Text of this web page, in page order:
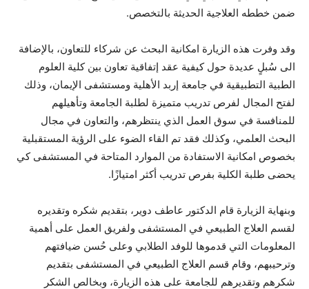
ضمن خططه العلاجية الحديثة بالتخصص.
وقد وفرت هذه الزيارة امكانية البحث عن شركاء للتعاون، بالإضافة
الى سُبلٍ عديدة حول كيفية عقد إتفاقية تعاون بين كلية العلوم
الطبية التطبيقية في جامعة إربد الأهلية ومستشفى الإيمان، وذلك
لفتح المجال لفرص تدريب متميزة لطلبة الجامعة وتأهيلهم
للمنافسة في سوق العمل الذي ينتظرهم، والتعاون في مجال
البحث العلمي، وكذلك فقد تم القاء الضوء على الرؤية المستقبلية
بخصوص امكانية الاستفادة من الموارد المتاحة في المستشفى كي
يحضى طلبة الكلية بفرص تدريب أكثر امتيازًا.
وبنهاية الزيارة قام الدكتور عاطف دوير، بتقديم شكره وتقديره
لقسم العلاج الطبيعي في المستشفى ولفريق العمل على أهمية
المعلومات التي قدموها للوفد الطلابي وعلى حُسن ضيافتهم
وترحيبهم، وقام قسم العلاج الطبيعي في المستشفى بتقديم
شكرهم وتقديرهم للجامعة على هذه الزيارة، وبخالص الشكر